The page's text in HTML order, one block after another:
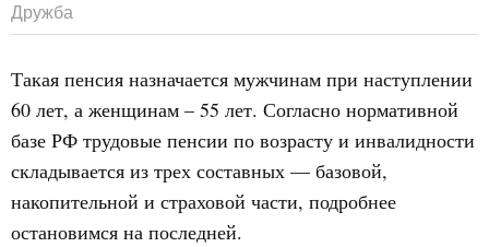
Дружба
Такая пенсия назначается мужчинам при наступлении
60 лет, а женщинам – 55 лет. Согласно нормативной
базе РФ трудовые пенсии по возрасту и инвалидности
складывается из трех составных — базовой,
накопительной и страховой части, подробнее
остановимся на последней.